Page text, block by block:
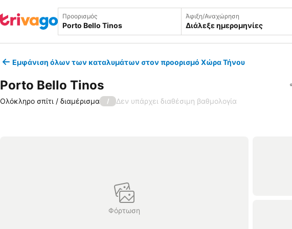
Προορισμός Άφιξη/Αναχώρηση
Διάλεξε ημερομηνίες
Εμφάνιση όλων των καταλυμάτων στον προορισμό Χώρα Τήνου
Porto Bello Tinos
Ολόκληρο σπίτι / διαμέρισμα / Δεν υπάρχει διαθέσιμη βαθμολογία
Φόρτωση